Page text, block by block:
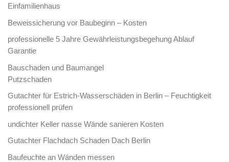
Einfamilienhaus
Beweissicherung vor Baubeginn – Kosten
professionelle 5 Jahre Gewährleistungsbegehung Ablauf
Garantie
Bauschaden und Baumangel
Putzschaden
Gutachter für Estrich-Wasserschäden in Berlin – Feuchtigkeit
professionell prüfen
undichter Keller nasse Wände sanieren Kosten
Gutachter Flachdach Schaden Dach Berlin
Baufeuchte an Wänden messen